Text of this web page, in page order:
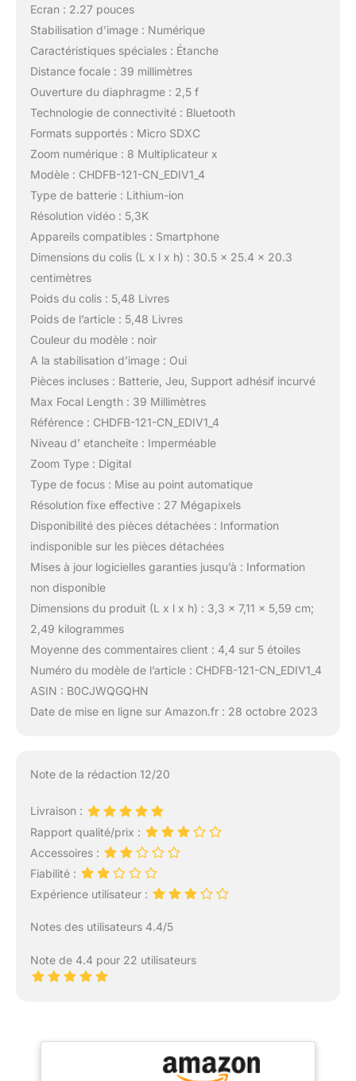
Ecran : 2.27 pouces
Stabilisation d’image : Numérique
Caractéristiques spéciales : Étanche
Distance focale : 39 millimètres
Ouverture du diaphragme : 2,5 f
Technologie de connectivité : Bluetooth
Formats supportés : Micro SDXC
Zoom numérique : 8 Multiplicateur x
Modèle : CHDFB-121-CN_EDIV1_4
Type de batterie : Lithium-ion
Résolution vidéo : 5,3K
Appareils compatibles : Smartphone
Dimensions du colis (L x l x h) : 30.5 x 25.4 x 20.3
centimètres
Poids du colis : 5,48 Livres
Poids de l’article : 5,48 Livres
Couleur du modèle : noir
A la stabilisation d’image : Oui
Pièces incluses : Batterie, Jeu, Support adhésif incurvé
Max Focal Length : 39 Millimètres
Référence : CHDFB-121-CN_EDIV1_4
Niveau d’ etancheite : Imperméable
Zoom Type : Digital
Type de focus : Mise au point automatique
Résolution fixe effective : 27 Mégapixels
Disponibilité des pièces détachées : Information
indisponible sur les pièces détachées
Mises à jour logicielles garanties jusqu’à : Information
non disponible
Dimensions du produit (L x l x h) : 3,3 x 7,11 x 5,59 cm;
2,49 kilogrammes
Moyenne des commentaires client : 4,4 sur 5 étoiles
Numéro du modèle de l’article : CHDFB-121-CN_EDIV1_4
ASIN : B0CJWQGQHN
Date de mise en ligne sur Amazon.fr : 28 octobre 2023
Note de la rédaction 12/20
Livraison :
Rapport qualité/prix :
Accessoires :
Fiabilité :
Expérience utilisateur :
Notes des utilisateurs 4.4/5
Note de 4.4 pour 22 utilisateurs